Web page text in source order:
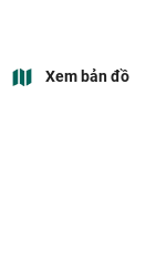
Xem bản đồ